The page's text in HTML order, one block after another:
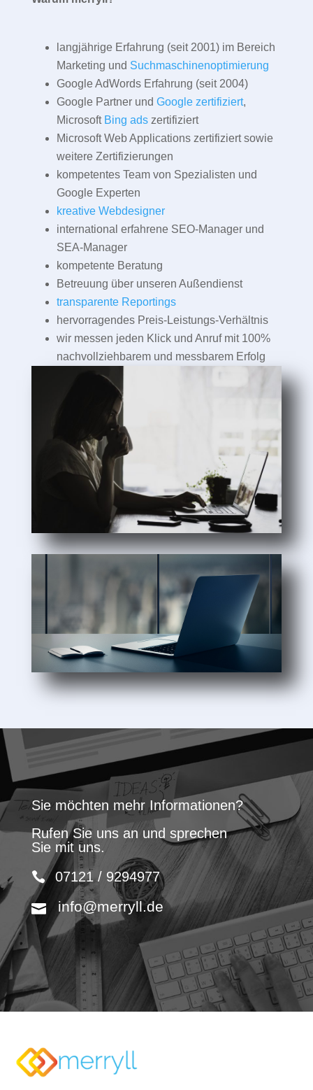
langjährige Erfahrung (seit 2001) im Bereich
Marketing und Suchmaschinenoptimierung
Google AdWords Erfahrung (seit 2004)
Google Partner und Google zertifiziert,
Microsoft Bing adszertifiziert
Microsoft Web Applications zertifiziert sowie
weitere Zertifizierungen
kompetentes Team von Spezialisten und
Google Experten
kreative Webdesigner
international erfahrene SEO-Manager und
SEA-Manager
kompetente Beratung
Betreuung über unseren Außendienst
transparente Reportings
hervorragendes Preis-Leistungs-Verhältnis
wir messen jeden Klick und Anruf mit 100%
nachvollziehbarem und messbarem Erfolg
Sie möchten mehr Informationen?
Rufen Sie uns an und sprechen
Sie mit uns.
07121 / 9294977
info@merryll.de